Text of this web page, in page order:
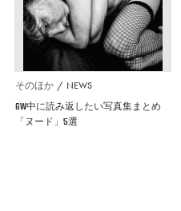
そのほか NEWS
GW中に読み返したい写真集まとめ
「ヌード」5選